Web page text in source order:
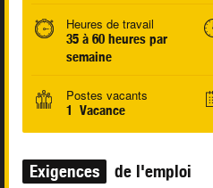
Heures de travail
35 à 60 heures par
semaine
Postes vacants
1 Vacance
Exigences de l'emploi